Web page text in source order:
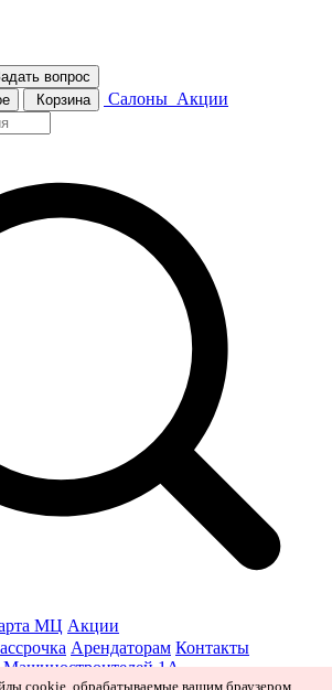
вопрос
Корзина Салоны Акции
МЦ Акции
Арендаторам Контакты
Машиностроителей 1А
cookie, обрабатываемые вашим браузером.